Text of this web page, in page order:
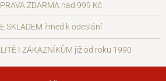
ZDARMA nad 999 Kč
SKLADEM ihned k odeslání
I ZÁKAZNÍKŮM již od roku 1990